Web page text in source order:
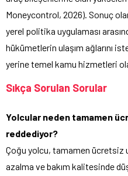
Moneycontrol, 2026). Sonuç
yerel politika uygulaması
hükümetlerin ulaşım ağlarını
yerine temel kamu hizmetleri
Sıkça Sorulan Sorular
Yolcular neden tamamen
reddediyor?
Çoğu yolcu, tamamen ücretsiz
azalma ve bakım kalitesinde